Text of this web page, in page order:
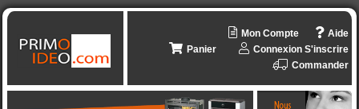
Aide
Mon Compte
Connexion S'inscrire
Panier
Commander